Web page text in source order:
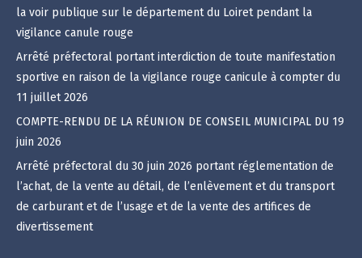
la voir publique sur le département du Loiret pendant la
vigilance canule rouge
Arrêté préfectoral portant interdiction de toute manifestation
sportive en raison de la vigilance rouge canicule à compter du
11 juillet 2026
COMPTE-RENDU DE LA RÉUNION DE CONSEIL MUNICIPAL DU 19
juin 2026
Arrêté préfectoral du 30 juin 2026 portant réglementation de
l’achat, de la vente au détail, de l’enlèvement et du transport
de carburant et de l’usage et de la vente des artifices de
divertissement